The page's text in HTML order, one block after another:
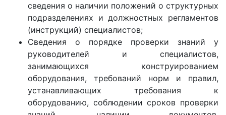
сведения о наличии положений о структурных
подразделениях и должностных регламентов
(инструкций) специалистов;
Сведения о порядке проверки знаний у
руководителей и специалистов,
занимающихся конструированием
оборудования, требований норм и правил,
устанавливающих требования к
оборудованию, соблюдении сроков проверки